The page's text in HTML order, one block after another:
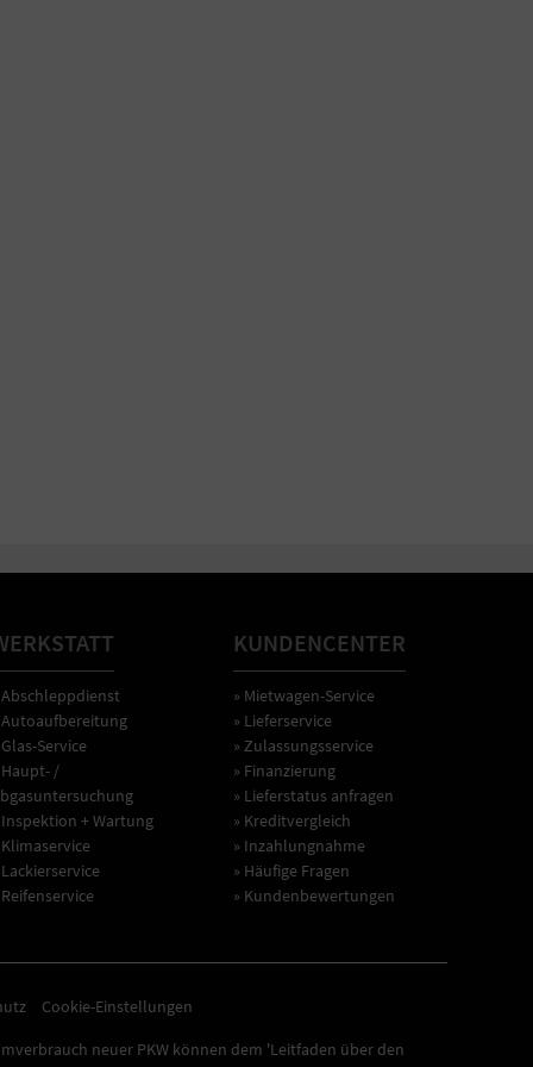
Abschleppdienst
Autoaufbereitung
Service
Haupt- /
Inspektion + Wartung
KUNDENCENTER
» Mietwagen-Service
» Lieferservice
» Zulassungsservice
» Finanzierung
» Lieferstatus anfragen
» Kreditvergleich
» Inzahlungnahme
» Häufige Fragen
» Kundenbewertungen
Cookie-Einstellungen
neuer PKW können dem 'Leitfaden über den